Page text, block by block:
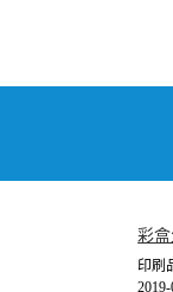
彩盒
印刷